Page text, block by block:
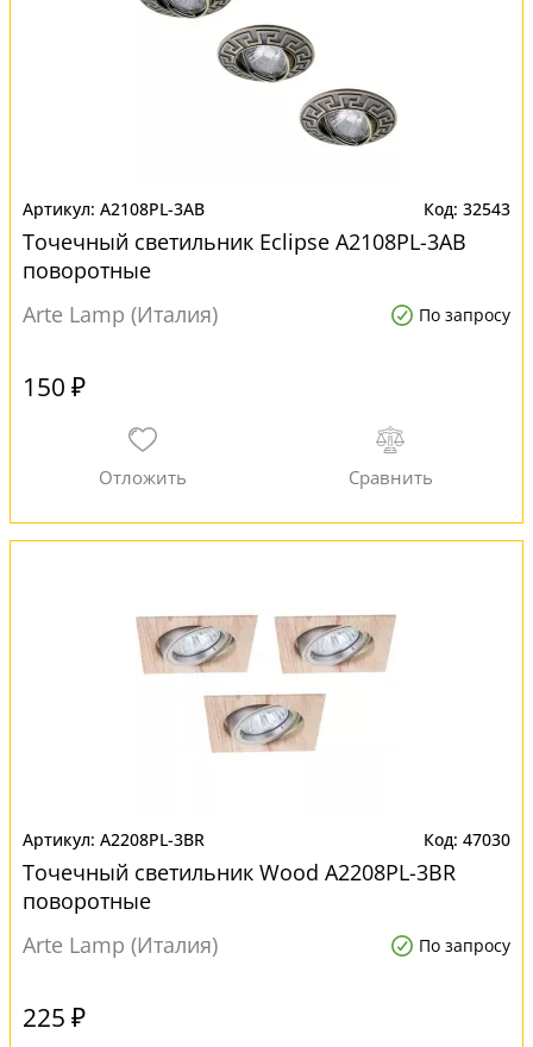
A2108PL-3AB 32543
Точечный светильник Eclipse A2108PL-3AB
поворотные
Arte Lamp (Италия)
По запросу
150 ₽
A2208PL-3BR 47030
Точечный светильник Wood A2208PL-3BR
поворотные
Arte Lamp (Италия)
По запросу
225 ₽